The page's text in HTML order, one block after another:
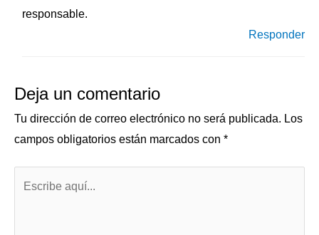
responsable.
Responder
Deja un comentario
Tu dirección de correo electrónico no será publicada. Los
campos obligatorios están marcados con *